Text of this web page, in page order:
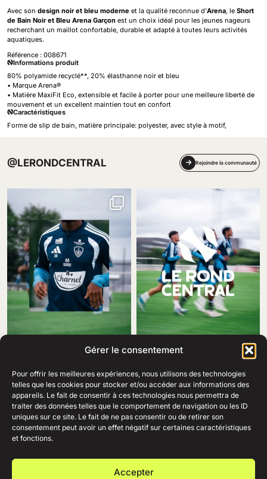
Gérer le consentement
Pour offrir les meilleures expériences, nous utilisons des technologies
telles que les cookies pour stocker et/ou accéder aux informations des
appareils. Le fait de consentir à ces technologies nous permettra de
traiter des données telles que le comportement de navigation ou les ID
uniques sur ce site. Le fait de ne pas consentir ou de retirer son
consentement peut avoir un effet négatif sur certaines caractéristiques
et fonctions.
Accepter
Avec son design noir et bleu moderne et la qualité reconnue d’Arena, le Short
de Bain Noir et Bleu Arena Garçon est un choix idéal pour les jeunes nageurs
recherchant un maillot confortable, durable et adapté à toutes leurs activités
aquatiques.
Référence : 008671
Informations produit
80% polyamide recyclé**, 20% élasthanne noir et bleu
• Marque Arena®
• Matière MaxiFit Eco, extensible et facile à porter pour une meilleure liberté de
mouvement et un excellent maintien tout en confort
Caractéristiques
Forme de slip de bain, matière principale: polyester, avec style à motif,
@LERONDCENTRAL Rejoindre la communauté
69 Rue Amiral Romain Desfosses,
29200 Brest
02 98 41 41 99
Ouvert du lundi au samedi
+